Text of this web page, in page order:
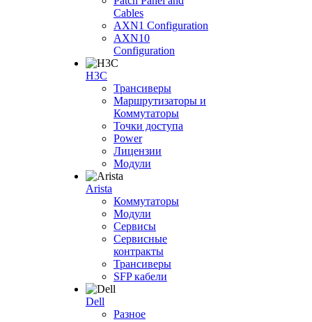
Cables
AXN1 Configuration
AXN10
Configuration
H3С
Трансиверы
Маршрутизаторы и
Коммутаторы
Точки доступа
Power
Лицензии
Модули
Arista
Коммутаторы
Модули
Сервисы
Сервисные
контракты
Трансиверы
SFP кабели
Dell
Разное